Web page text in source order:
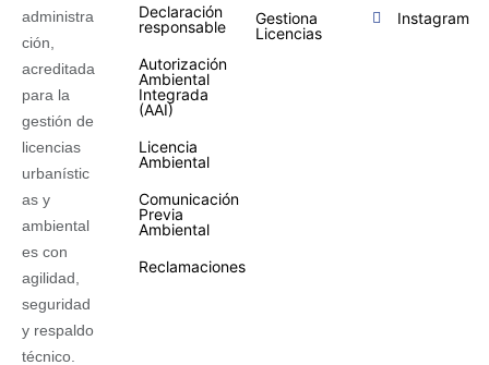
administra
ción,
acreditada
para la
gestión de
licencias
urbanístic
as y
ambiental
es con
agilidad,
seguridad
y respaldo
técnico.
Declaración
responsable
Autorización
Ambiental
Integrada
(AAI)
Licencia
Ambiental
Comunicación
Previa
Ambiental
Reclamaciones
Gestiona
Licencias
Instagram